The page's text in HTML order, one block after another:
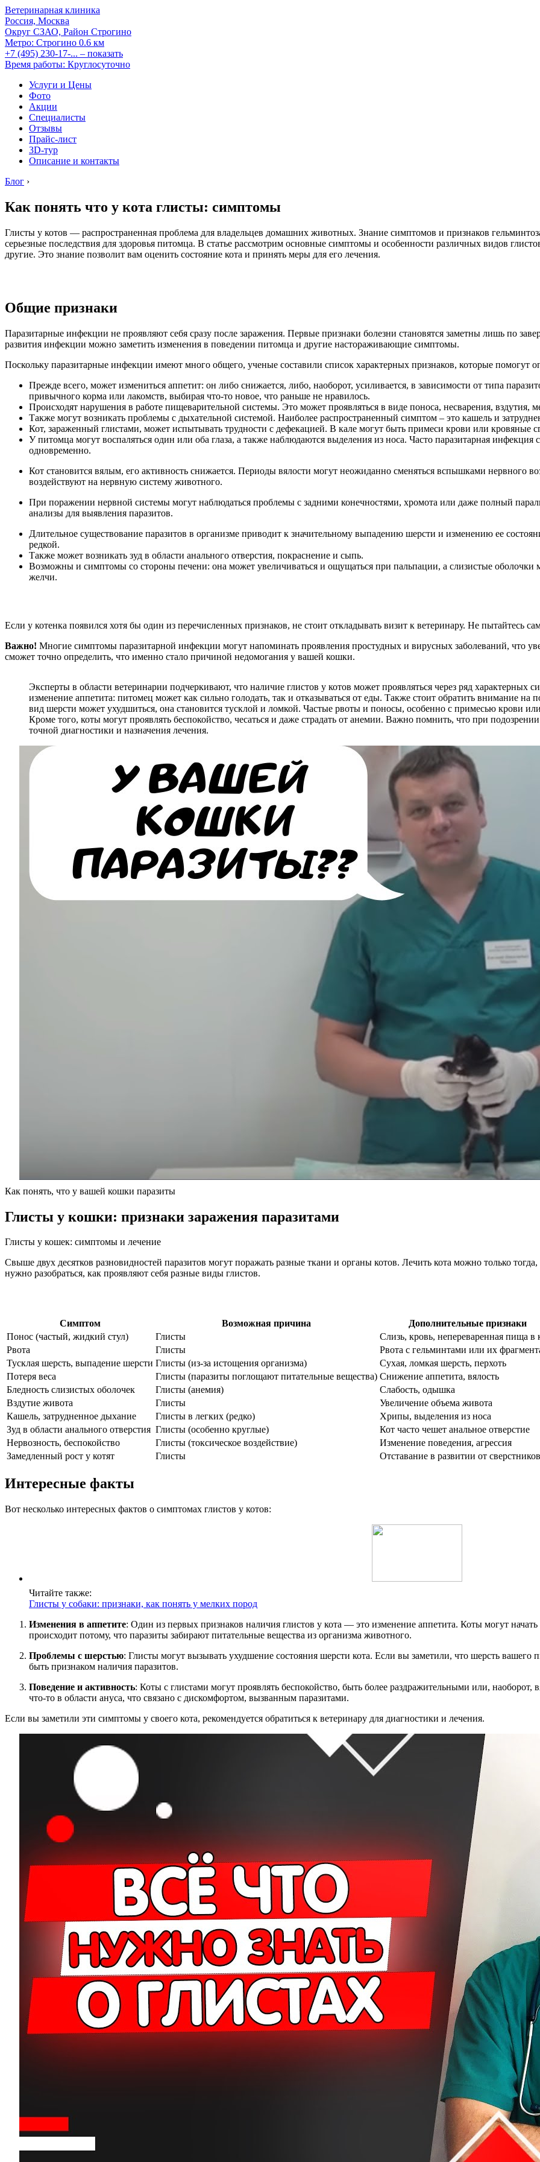
Ветеринарная клиника
Россия, Москва
Округ СЗАО, Район Строгино
Метро: Строгино 0.6 км
+7 (495) 230-17-... – показать
Время работы: Круглосуточно
Услуги и Цены
Фото
Акции
Специалисты
Отзывы
Прайс-лист
3D-тур
Описание и контакты
Блог ›
Как понять что у кота глисты: симптомы
Глисты у котов — распространенная проблема для владельцев домашних животных. Знание симптомов и признаков
серьезные последствия для здоровья питомца. В статье рассмотрим основные симптомы и особенности различных видов
другие. Это знание позволит вам оценить состояние кота и принять меры для его лечения.
Общие признаки
Паразитарные инфекции не проявляют себя сразу после заражения. Первые признаки болезни становятся заметны лишь по
развития инфекции можно заметить изменения в поведении питомца и другие настораживающие симптомы.
Поскольку паразитарные инфекции имеют много общего, ученые составили список характерных признаков, которые помогут
Прежде всего, может измениться аппетит: он либо снижается, либо, наоборот, усиливается, в зависимости от типа
привычного корма или лакомств, выбирая что-то новое, что раньше не нравилось.
Происходят нарушения в работе пищеварительной системы. Это может проявляться в виде поноса, несварения, вздутия,
Также могут возникать проблемы с дыхательной системой. Наиболее распространенный симптом – это кашель и
Кот, зараженный глистами, может испытывать трудности с дефекацией. В кале могут быть примеси крови или кровяные
У питомца могут воспаляться один или оба глаза, а также наблюдаются выделения из носа. Часто паразитарная
одновременно.
Кот становится вялым, его активность снижается. Периоды вялости могут неожиданно сменяться вспышками нервного
воздействуют на нервную систему животного.
При поражении нервной системы могут наблюдаться проблемы с задними конечностями, хромота или даже полный
анализы для выявления паразитов.
Длительное существование паразитов в организме приводит к значительному выпадению шерсти и изменению ее
редкой.
Также может возникать зуд в области анального отверстия, покраснение и сыпь.
Возможны и симптомы со стороны печени: она может увеличиваться и ощущаться при пальпации, а слизистые оболочки
желчи.
Если у котенка появился хотя бы один из перечисленных признаков, не стоит откладывать визит к ветеринару. Не пытайтесь
Важно! Многие симптомы паразитарной инфекции могут напоминать проявления простудных и вирусных заболеваний, что
сможет точно определить, что именно стало причиной недомогания у вашей кошки.
Эксперты в области ветеринарии подчеркивают, что наличие глистов у котов может проявляться через ряд характерных
изменение аппетита: питомец может как сильно голодать, так и отказываться от еды. Также стоит обратить внимание
вид шерсти может ухудшиться, она становится тусклой и ломкой. Частые рвоты и поносы, особенно с примесью крови
Кроме того, коты могут проявлять беспокойство, чесаться и даже страдать от анемии. Важно помнить, что при
точной диагностики и назначения лечения.
Как понять, что у вашей кошки паразиты
Глисты у кошки: признаки заражения паразитами
Глисты у кошек: симптомы и лечение
Свыше двух десятков разновидностей паразитов могут поражать разные ткани и органы котов. Лечить кота можно только
нужно разобраться, как проявляют себя разные виды глистов.
Симптом Возможная причина
Дополнительные признаки
Понос (частый, жидкий стул)
Глисты
Слизь, кровь, непереваренная пища в
Рвота
Глисты
Рвота с гельминтами или их
Тусклая шерсть, выпадение шерсти Глисты (из-за истощения организма)
Сухая, ломкая шерсть, перхоть
Потеря веса
Глисты (паразиты поглощают питательные вещества) Снижение аппетита, вялость
Бледность слизистых оболочек
Глисты (анемия)
Слабость, одышка
Вздутие живота
Глисты
Увеличение объема живота
Кашель, затрудненное дыхание
Глисты в легких (редко)
Хрипы, выделения из носа
Зуд в области анального отверстия Глисты (особенно круглые)
Кот часто чешет анальное отверстие
Нервозность, беспокойство
Глисты (токсическое воздействие)
Изменение поведения, агрессия
Замедленный рост у котят
Глисты Отставание в развитии от сверстников
Интересные факты
Вот несколько интересных фактов о симптомах глистов у котов:
Читайте также:
Глисты у собаки: признаки, как понять у мелких пород
Изменения в аппетите: Один из первых признаков наличия глистов у кота — это изменение аппетита. Коты могут
происходит потому, что паразиты забирают питательные вещества из организма животного.
Проблемы с шерстью: Глисты могут вызывать ухудшение состояния шерсти кота. Если вы заметили, что шерсть вашего
быть признаком наличия паразитов.
Поведение и активность: Коты с глистами могут проявлять беспокойство, быть более раздражительными или,
что-то в области ануса, что связано с дискомфортом, вызванным паразитами.
Если вы заметили эти симптомы у своего кота, рекомендуется обратиться к ветеринару для диагностики и лечения.